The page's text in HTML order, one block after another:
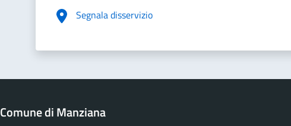
Segnala disservizio
Comune di Manziana